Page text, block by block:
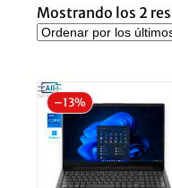
Mostrando los 2
–13%